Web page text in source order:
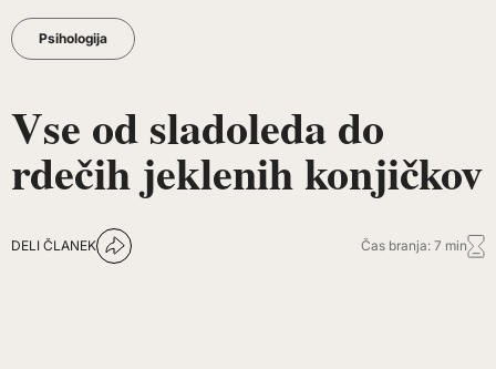
Psihologija
Vse od sladoleda do
rdečih jeklenih konjičkov
DELI ČLANEK Čas branja: 7 min